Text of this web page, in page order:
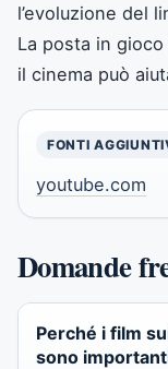
l’evoluzione del
La posta in
il cinema può
FONTI
youtube.com
Domande
Perché i film
sono